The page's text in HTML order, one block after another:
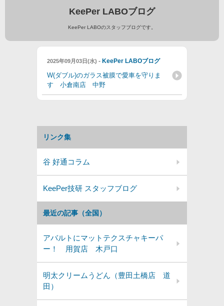
KeePer LABOブログ
KeePer LABOのスタッフブログです。
2025年09月03日(水) - KeePer LABOブログ
W(ダブル)のガラス被膜で愛車を守りま
す 小倉南店 中野
最近の記事（全国）
アバルトにマットテクスチャキーパ
ー！ 用賀店 木戸口
明太クリームうどん（豊田土橋店 道
田）
リンク集
谷 好通コラム
KeePer技研 スタッフブログ